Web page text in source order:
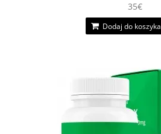
35€
Dodaj do koszyka